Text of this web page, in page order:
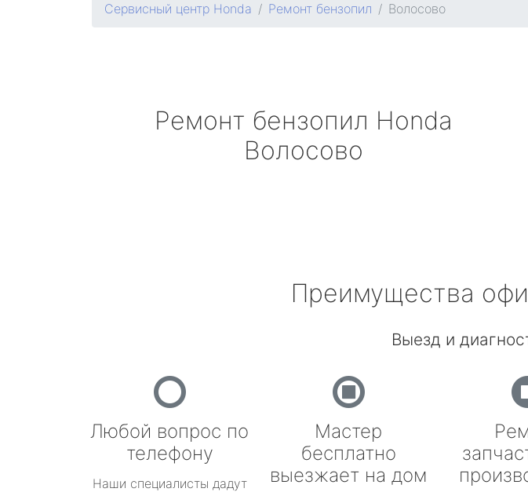
Сервисный центр Honda Ремонт бензопил Волосово
Ремонт бензопил Honda
Волосово
Преимущества
Выезд и
Любой вопрос по
телефону
Наши специалисты дадут
Мастер
бесплатно
выезжает на дом